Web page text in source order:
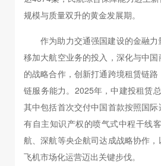
规模与质量双升的黄金发展期。
作为助力交通强国建设的金融
移加大航空业务的投入，深化与中
的战略合作，创新打通跨境租赁链
链服务能力。2025年，中建投租赁
其中包括首次交付中国首款按照国
有自主知识产权的喷气式中程干线
航、深航等央企航司达成战略协作
飞机市场化运营迈出关键步伐。